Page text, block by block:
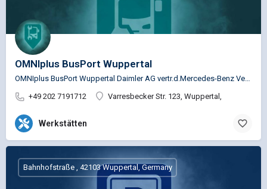
OMNIplus BusPort Wuppertal
+49 202 7191712
Varresbecker Str. 123, Wuppertal,
Werkstätten
Bahnhofstraße , 42103 Wuppertal, Germany